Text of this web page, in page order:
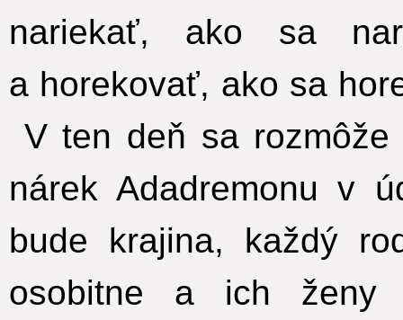
nariekať, ako sa
a horekovať, ako sa
V ten deň sa
nárek Adadremonu v
bude krajina, každý
osobitne a ich ženy